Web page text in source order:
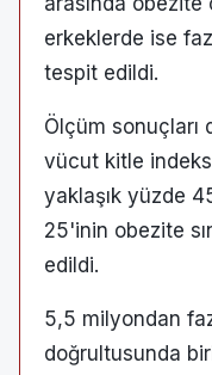
erkeklerde ise
tespit edildi.
Ölçüm sonuçları
vücut kitle
yaklaşık yüzde
25'inin obezite
edildi.
5,5 milyondan
doğrultusunda